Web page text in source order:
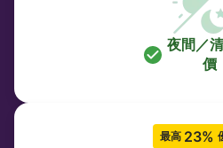
夜間／
價
最高 23%